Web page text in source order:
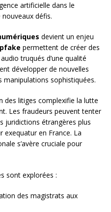
artificielle dans le
défis.
devient un enjeu
permettent de créer des
truqués d’une qualité
développer de nouvelles
sophistiquées.
des litiges complexifie la lutte
Les fraudeurs peuvent tenter
juridictions étrangères plus
exequatur en France. La
s’avère cruciale pour
sont explorées :
des magistrats aux